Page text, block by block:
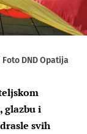
DND Opatija
glazbu i
svih